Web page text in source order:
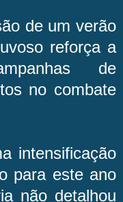
de um verão
reforça a
de
no combate
intensificação
para este ano
não detalhou